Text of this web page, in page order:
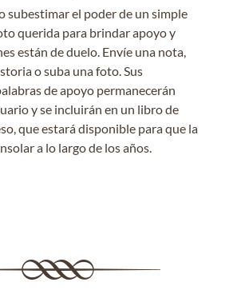
subestimar el poder de un simple
querida para brindar apoyo y
están de duelo. Envíe una nota,
o suba una foto. Sus
de apoyo permanecerán
y se incluirán en un libro de
que estará disponible para que la
a lo largo de los años.